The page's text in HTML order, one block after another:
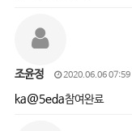
조윤정 2020.06.06 07:59
ka@5eda참여완료